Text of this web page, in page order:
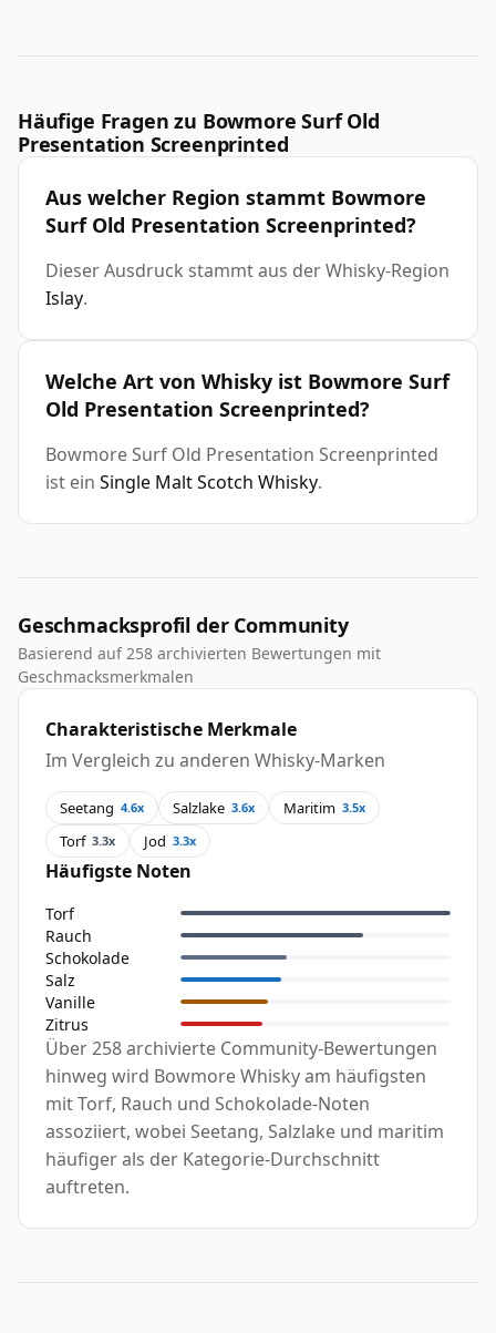
Häufige Fragen zu Bowmore Surf Old
Presentation Screenprinted
Aus welcher Region stammt Bowmore
Surf Old Presentation Screenprinted?
Dieser Ausdruck stammt aus der Whisky-Region
Islay.
Welche Art von Whisky ist Bowmore Surf
Old Presentation Screenprinted?
Bowmore Surf Old Presentation Screenprinted
ist ein Single Malt Scotch Whisky.
Geschmacksprofil der Community
Basierend auf 258 archivierten Bewertungen mit
Geschmacksmerkmalen
Charakteristische Merkmale
Im Vergleich zu anderen Whisky-Marken
Seetang 4.6x Salzlake 3.6x Maritim 3.5x
Torf 3.3x Jod 3.3x
Häufigste Noten
Torf
Rauch
Schokolade
Salz
Vanille
Zitrus
Über 258 archivierte Community-Bewertungen
hinweg wird Bowmore Whisky am häufigsten
mit Torf, Rauch und Schokolade-Noten
assoziiert, wobei Seetang, Salzlake und maritim
häufiger als der Kategorie-Durchschnitt
auftreten.